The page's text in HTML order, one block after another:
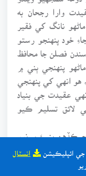
جي ائپليڪيشن انسٽال
وارا رجحان به
نانگ کي فقير
خود پنهنجو رستو
فصلن جا محافظ
پنهنجي ٻني ۾
انهي کي پنهنجي
عقيدت جي بنياد
لائق تسليم ڪيو
ٻنيءَ ۾ نور